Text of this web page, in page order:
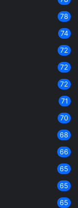
78
74
72
72
72
71
70
68
66
65
65
65